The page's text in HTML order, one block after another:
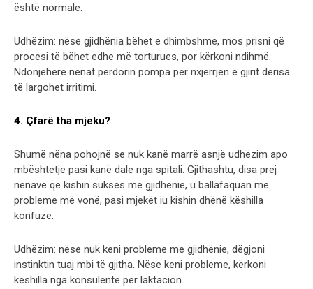
është normale.
Udhëzim: nëse gjidhënia bëhet e dhimbshme, mos prisni që
procesi të bëhet edhe më torturues, por kërkoni ndihmë.
Ndonjëherë nënat përdorin pompa për nxjerrjen e gjirit derisa
të largohet irritimi.
4. Çfarë tha mjeku?
Shumë nëna pohojnë se nuk kanë marrë asnjë udhëzim apo
mbështetje pasi kanë dale nga spitali. Gjithashtu, disa prej
nënave që kishin sukses me gjidhënie, u ballafaquan me
probleme më vonë, pasi mjekët iu kishin dhënë këshilla
konfuze.
Udhëzim: nëse nuk keni probleme me gjidhënie, dëgjoni
instinktin tuaj mbi të gjitha. Nëse keni probleme, kërkoni
këshilla nga konsulentë për laktacion.